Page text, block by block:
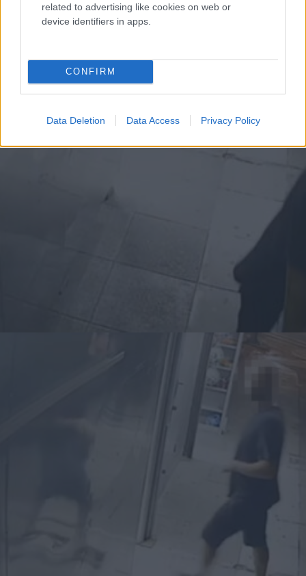
related to advertising like cookies on web or
device identifiers in apps.
CONFIRM
Data Deletion Data Access Privacy Policy